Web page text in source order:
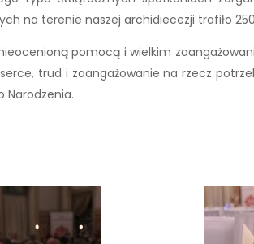
na terenie naszej archidiecezji trafiło
pomocą i wielkim
trud i zaangażowanie na rzecz
Narodzenia.